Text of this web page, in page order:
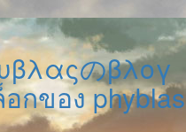
のβλογ
กของ phyblas